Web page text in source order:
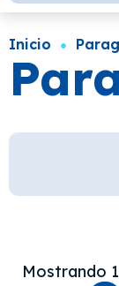
Inicio
Mostrando